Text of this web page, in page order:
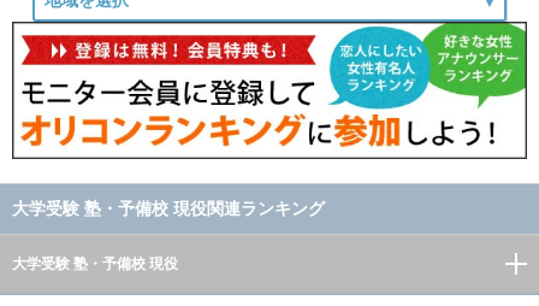
大学受験 塾・予備校 現役関連ランキング
大学受験 塾・予備校 現役